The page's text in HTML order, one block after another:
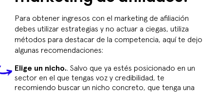
Para obtener ingresos con el marketing de afiliación
debes utilizar estrategias y no actuar a ciegas, utiliza
métodos para destacar de la competencia, aquí te dejo
algunas recomendaciones:
Elige un nicho.. Salvo que ya estés posicionado en un
sector en el que tengas voz y credibilidad, te
recomiendo buscar un nicho concreto, que tenga una